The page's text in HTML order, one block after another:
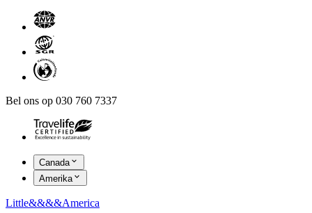
Bel ons op 030 760 7337
Canada
Amerika
Little&&&&America